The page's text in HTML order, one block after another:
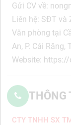
Gửi CV về:
Liên hệ: SĐT và
Văn phòng tại
An, P. Cái Răng,
Website:
THÔNG
CTY TNHH SX